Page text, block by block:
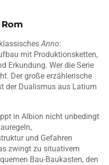
Anno:
mit Produktionsketten,
Erkundung. Wer die Serie
Der große erzählerische
der Dualismus aus Latium
in Albion nicht unbedingt
und Gefahren
zwingt zu situativem
Bau-Baukasten, den